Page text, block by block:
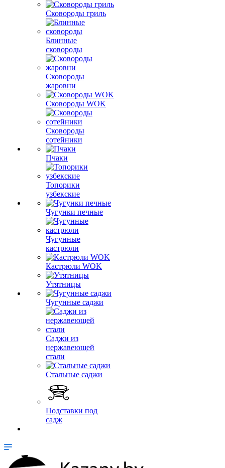
Сковороды гриль
Блинные
сковороды
Сковороды
жаровни
Сковороды WOK
Сковороды
сотейники
Пчаки
Топорики
узбекские
Чугунки печные
Чугунные
кастрюли
Кастрюли WOK
Утятницы
Чугунные саджи
Саджи из
нержавеющей
стали
Стальные саджи
Подставки под
садж